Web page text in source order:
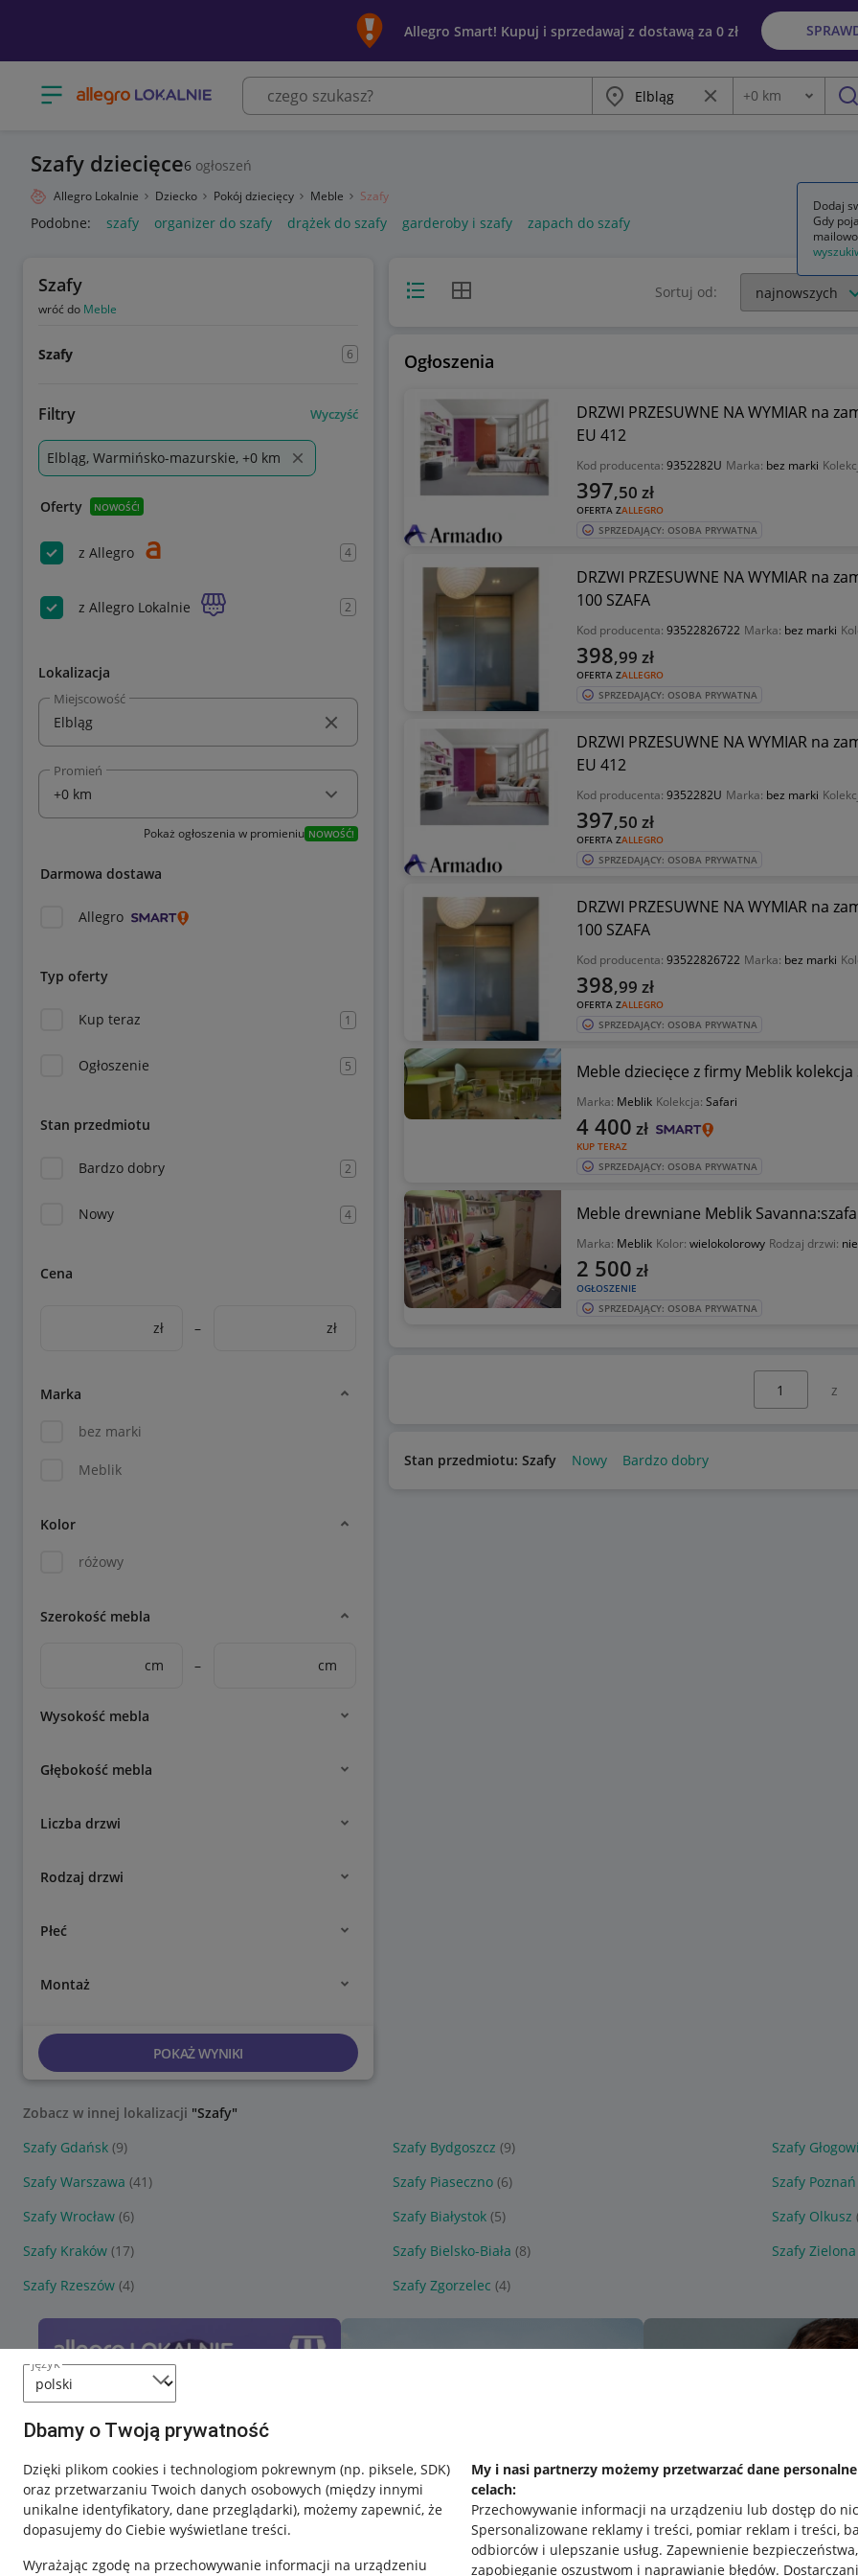
język
Dbamy o Twoją prywatność
Dzięki plikom cookies i technologiom pokrewnym (np. piksele, SDK)
oraz przetwarzaniu Twoich danych osobowych (między innymi
unikalne identyfikatory, dane przeglądarki), możemy zapewnić, że
dopasujemy do Ciebie wyświetlane treści.
Wyrażając zgodę na przechowywanie informacji na urządzeniu
My i nasi partnerzy możemy przetwarzać dane
celach:
Przechowywanie informacji na urządzeniu lub dostęp do
Spersonalizowane reklamy i treści, pomiar reklam i treści,
odbiorców i ulepszanie usług. Zapewnienie bezpieczeństwa,
zapobieganie oszustwom i naprawianie błędów.
Allegro Smart! Kupuj i sprzedawaj z dostawą za 0 zł
Otwórz menu z kategoriami Miasto Wyczyść frazę
Odległość
+0 km
Szafy dziecięce6 ogłoszeń
Allegro Lokalnie Dziecko Pokój dziecięcy Meble Szafy
Podobne: szafy organizer do szafy drążek do szafy garderoby i szafy zapach do szafy
Szafy
wróć do Meble
Szafy 6
Filtry Wyczyść
Elbląg, Warmińsko-mazurskie, +0 km
Oferty NOWOŚĆ!
z Allegro 4
z Allegro Lokalnie 2
Lokalizacja
Miejscowość
Promień
Pokaż ogłoszenia w promieniu NOWOŚĆ!
Darmowa dostawa
Allegro
Typ oferty
Kup teraz 1
Ogłoszenie 5
Stan przedmiotu
Bardzo dobry 2
Nowy 4
Cena
zł – zł
Marka
bez marki
Meblik
Kolor
różowy
Szerokość mebla
cm – cm
Wysokość mebla
Głębokość mebla
Liczba drzwi
Rodzaj drzwi
Płeć
Montaż
POKAŻ WYNIKI
Widok listyWidok siatki Sortuj od:
Ogłoszenia
DRZWI PRZESUWNE NA WYMIAR na
EU 412
Kod producenta: 9352282U Marka: bez marki
OFERTA ZALLEGRO
397,50 zł
SPRZEDAJĄCY: OSOBA PRYWATNA
DRZWI PRZESUWNE NA WYMIAR na
100 SZAFA
Kod producenta: 93522826722 Marka: bez marki
OFERTA ZALLEGRO
398,99 zł
SPRZEDAJĄCY: OSOBA PRYWATNA
DRZWI PRZESUWNE NA WYMIAR na
EU 412
Kod producenta: 9352282U Marka: bez marki
OFERTA ZALLEGRO
397,50 zł
SPRZEDAJĄCY: OSOBA PRYWATNA
DRZWI PRZESUWNE NA WYMIAR na
100 SZAFA
Kod producenta: 93522826722 Marka: bez marki
OFERTA ZALLEGRO
398,99 zł
SPRZEDAJĄCY: OSOBA PRYWATNA
Meble dziecięce z firmy Meblik kolekcja
Marka: Meblik Kolekcja: Safari
KUP TERAZ
4 400 zł
SPRZEDAJĄCY: OSOBA PRYWATNA
Meble drewniane Meblik Savanna:szafa
Marka: Meblik Kolor: wielokolorowy Rodzaj drzwi:
OGŁOSZENIE
2 500 zł
SPRZEDAJĄCY: OSOBA PRYWATNA
z
Stan przedmiotu: Szafy Nowy Bardzo dobry
Zobacz w innej lokalizacji "Szafy"
Szafy Gdańsk (9) Szafy Bydgoszcz (9) Szafy
Szafy Warszawa (41) Szafy Piaseczno (6) Szafy Poznań
Szafy Wrocław (6) Szafy Białystok (5) Szafy Olkusz
Szafy Kraków (17) Szafy Bielsko-Biała (8) Szafy
Szafy Rzeszów (4) Szafy Zgorzelec (4)
Dodaj
Gdy